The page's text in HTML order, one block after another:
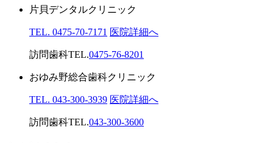
片貝デンタルクリニック
TEL. 0475-70-7171 医院詳細へ
訪問歯科TEL.0475-76-8201
おゆみ野総合歯科クリニック
TEL. 043-300-3939 医院詳細へ
訪問歯科TEL.043-300-3600